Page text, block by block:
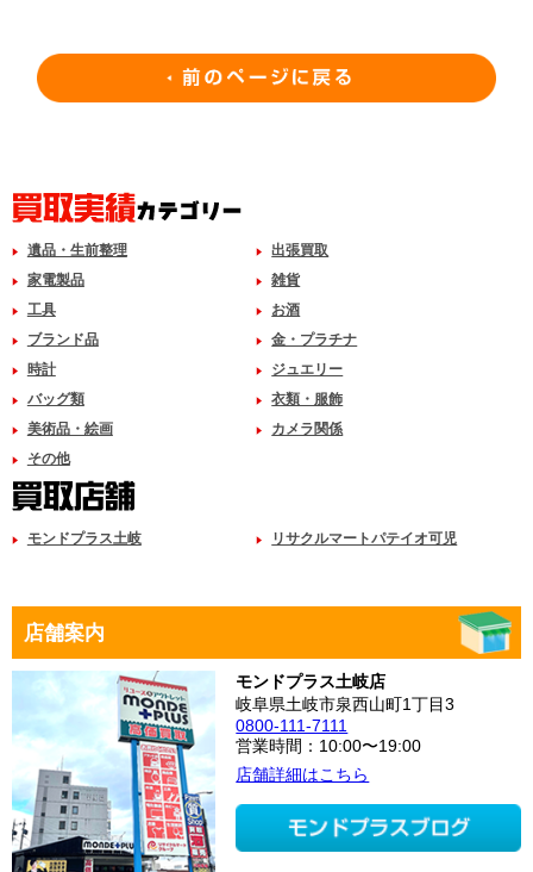
遺品・生前整理
出張買取
家電製品
雑貨
工具
お酒
ブランド品
金・プラチナ
時計
ジュエリー
バッグ類
衣類・服飾
美術品・絵画
カメラ関係
その他
モンドプラス土岐 リサクルマートパテイオ可児
店舗案内
モンドプラス土岐店
岐阜県土岐市泉西山町1丁目3
0800-111-7111
営業時間：10:00〜19:00
店舗詳細はこちら